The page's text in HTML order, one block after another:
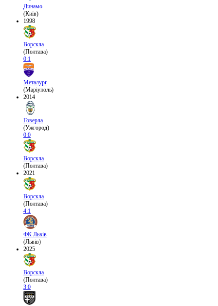
Динамо
(Київ)
1998
Ворскла
(Полтава)
0:1
Металург
(Маріуполь)
2014
Говерла
(Ужгород)
0:0
Ворскла
(Полтава)
2021
Ворскла
(Полтава)
4:1
ФК Львів
(Львів)
2025
Ворскла
(Полтава)
3:0